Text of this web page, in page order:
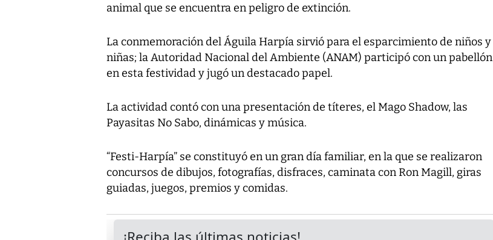
animal que se encuentra en peligro de extinción.
La conmemoración del Águila Harpía sirvió para el esparcimiento de niños y
niñas; la Autoridad Nacional del Ambiente (ANAM) participó con un pabellón
en esta festividad y jugó un destacado papel.
La actividad contó con una presentación de títeres, el Mago Shadow, las
Payasitas No Sabo, dinámicas y música.
“Festi-Harpía” se constituyó en un gran día familiar, en la que se realizaron
concursos de dibujos, fotografías, disfraces, caminata con Ron Magill, giras
guiadas, juegos, premios y comidas.